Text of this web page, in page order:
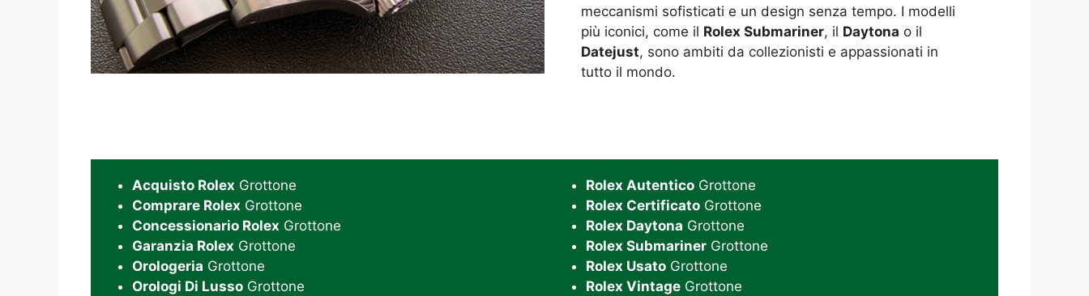
meccanismi sofisticati e un design senza tempo. I modelli
più iconici, come il Rolex Submariner, il Daytona o il
Datejust, sono ambiti da collezionisti e appassionati in
tutto il mondo.
Acquisto Rolex Grottone
Comprare Rolex Grottone
Concessionario Rolex Grottone
Garanzia Rolex Grottone
Orologeria Grottone
Orologi Di Lusso Grottone
Rolex Autentico Grottone
Rolex Certificato Grottone
Rolex Daytona Grottone
Rolex Submariner Grottone
Rolex Usato Grottone
Rolex Vintage Grottone